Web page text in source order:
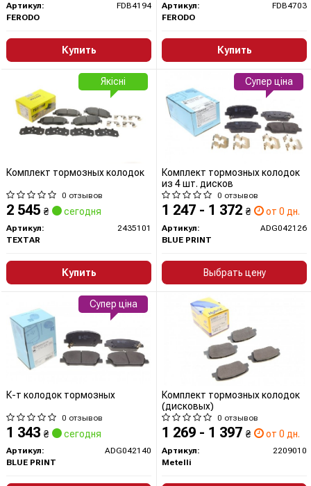
Артикул:
FDB4194
FERODO
Купить
Артикул:
FDB4703
FERODO
Купить
Комплект тормозных колодок
0 отзывов
2 545 ₴ сегодня
Артикул:
2435101
TEXTAR
Купить
Якісні
Комплект тормозных колодок
из 4 шт. дисков
0 отзывов
1 247 - 1 372 ₴ от 0 дн.
Артикул:
ADG042126
BLUE PRINT
Выбрать цену
Супер ціна
К-т колодок тормозных
0 отзывов
1 343 ₴ сегодня
Артикул:
ADG042140
BLUE PRINT
Супер ціна
Комплект тормозных колодок
(дисковых)
0 отзывов
1 269 - 1 397 ₴ от 0 дн.
Артикул:
2209010
Metelli